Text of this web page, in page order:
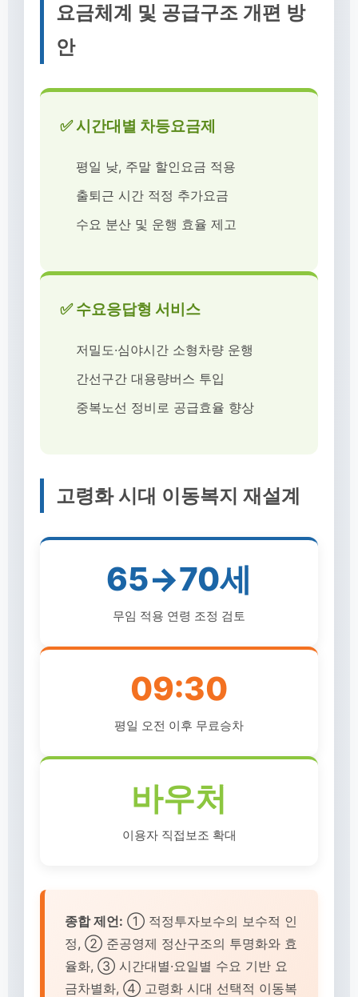
요금체계 및 공급구조 개편 방
안
✅ 시간대별 차등요금제
평일 낮, 주말 할인요금 적용
출퇴근 시간 적정 추가요금
수요 분산 및 운행 효율 제고
✅ 수요응답형 서비스
저밀도·심야시간 소형차량 운행
간선구간 대용량버스 투입
중복노선 정비로 공급효율 향상
고령화 시대 이동복지 재설계
65→70세
무임 적용 연령 조정 검토
09:30
평일 오전 이후 무료승차
바우처
이용자 직접보조 확대
종합 제언: ① 적정투자보수의 보수적 인
정, ② 준공영제 정산구조의 투명화와 효
율화, ③ 시간대별·요일별 수요 기반 요
금차별화, ④ 고령화 시대 선택적 이동복